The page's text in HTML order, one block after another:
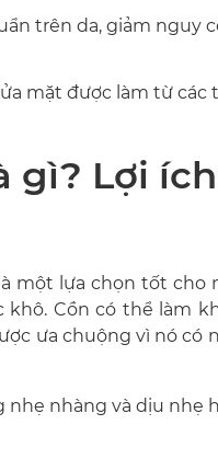
trên da, giảm nguy
mặt được làm từ các
gì? Lợi
một lựa chọn tốt cho
Cồn có thể làm
ưa chuộng vì nó có
nhàng và dịu nhẹ